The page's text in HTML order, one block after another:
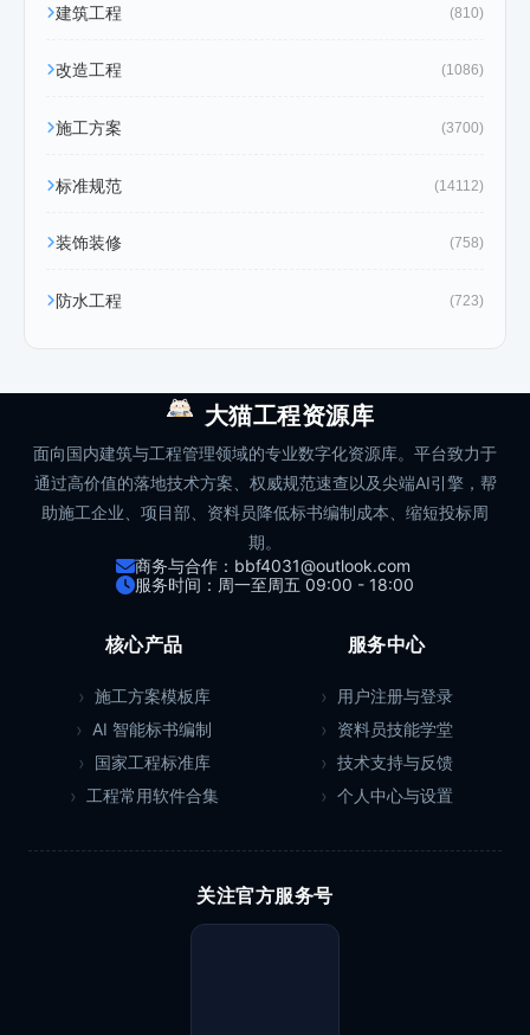
建筑工程 (810)
改造工程 (1086)
施工方案 (3700)
标准规范 (14112)
装饰装修 (758)
防水工程 (723)
大猫工程资源库
面向国内建筑与工程管理领域的专业数字化资源库。平台致力于
通过高价值的落地技术方案、权威规范速查以及尖端AI引擎，帮
助施工企业、项目部、资料员降低标书编制成本、缩短投标周
期。
商务与合作：bbf4031@outlook.com
服务时间：周一至周五 09:00 - 18:00
核心产品
施工方案模板库
AI 智能标书编制
国家工程标准库
工程常用软件合集
服务中心
用户注册与登录
资料员技能学堂
技术支持与反馈
个人中心与设置
关注官方服务号